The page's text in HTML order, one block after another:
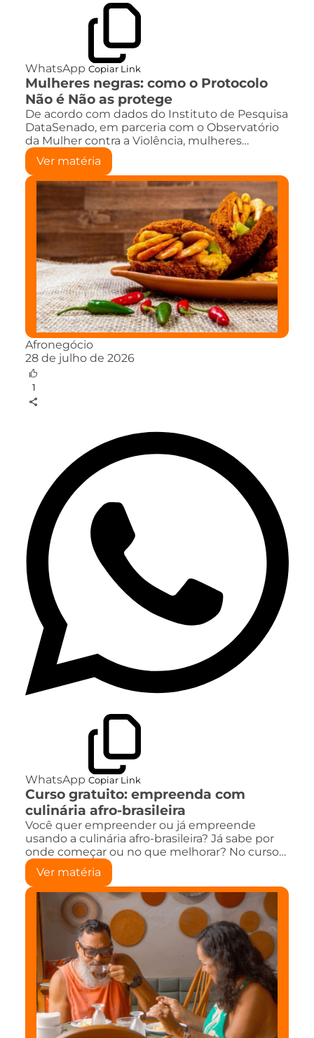
WhatsApp Copiar Link
Mulheres negras: como o Protocolo
Não é Não as protege
De acordo com dados do Instituto de Pesquisa
DataSenado, em parceria com o Observatório
da Mulher contra a Violência, mulheres…
Ver matéria
Afronegócio
28 de julho de 2026
1
WhatsApp Copiar Link
Curso gratuito: empreenda com
culinária afro-brasileira
Você quer empreender ou já empreende
usando a culinária afro-brasileira? Já sabe por
onde começar ou no que melhorar? No curso…
Ver matéria